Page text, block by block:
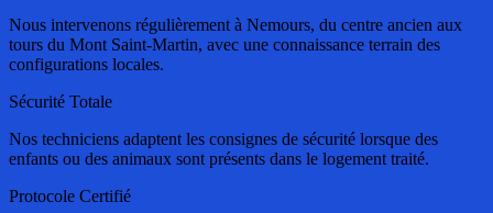
Nous intervenons régulièrement à Nemours, du centre ancien aux
tours du Mont Saint-Martin, avec une connaissance terrain des
configurations locales.
Sécurité Totale
Nos techniciens adaptent les consignes de sécurité lorsque des
enfants ou des animaux sont présents dans le logement traité.
Protocole Certifié